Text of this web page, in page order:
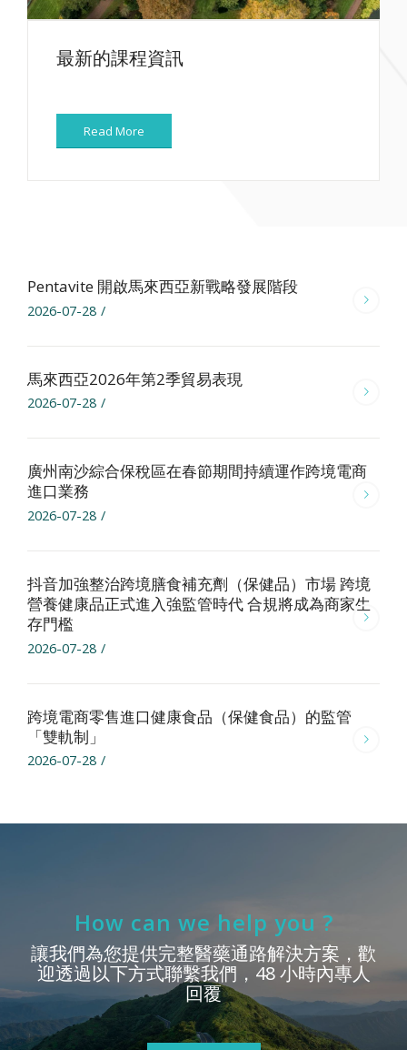
最新的課程資訊
Read More
Pentavite 開啟馬來西亞新戰略發展階段
2026-07-28 /
馬來西亞2026年第2季貿易表現
2026-07-28 /
廣州南沙綜合保稅區在春節期間持續運作跨境電商
進口業務
2026-07-28 /
抖音加強整治跨境膳食補充劑（保健品）市場 跨境
營養健康品正式進入強監管時代 合規將成為商家生
存門檻
2026-07-28 /
跨境電商零售進口健康食品（保健食品）的監管
「雙軌制」
2026-07-28 /
How can we help you ?
讓我們為您提供完整醫藥通路解決方案，歡
迎透過以下方式聯繫我們，48 小時內專人
回覆